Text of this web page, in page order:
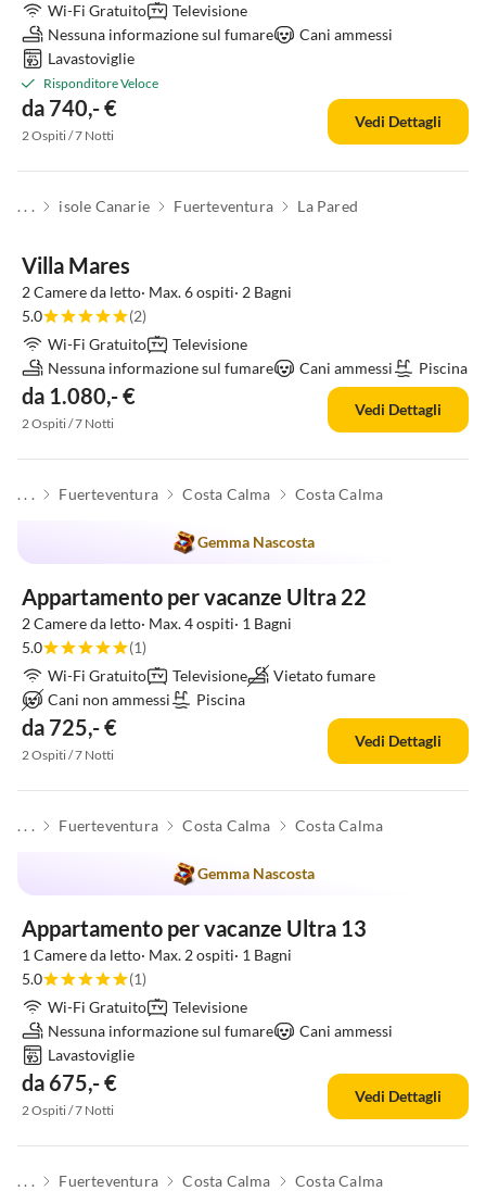
Wi-Fi Gratuito
Televisione
Nessuna informazione sul fumare
Cani ammessi
Lavastoviglie
Risponditore Veloce
da 740,- €
2 Ospiti / 7 Notti
Vedi Dettagli
. . . isole Canarie Fuerteventura La Pared
Villa Mares
2 Camere da letto· Max. 6 ospiti· 2 Bagni
5.0
(2)
Wi-Fi Gratuito
Televisione
Nessuna informazione sul fumare
Cani ammessi Piscina
da 1.080,- €
2 Ospiti / 7 Notti
Vedi Dettagli
. . . Fuerteventura Costa Calma Costa Calma
Gemma Nascosta
Appartamento per vacanze Ultra 22
2 Camere da letto· Max. 4 ospiti· 1 Bagni
5.0
(1)
Wi-Fi Gratuito
Televisione
Vietato fumare
Cani non ammessi
Piscina
da 725,- €
2 Ospiti / 7 Notti
Vedi Dettagli
. . . Fuerteventura Costa Calma Costa Calma
Gemma Nascosta
Appartamento per vacanze Ultra 13
1 Camere da letto· Max. 2 ospiti· 1 Bagni
5.0
(1)
Wi-Fi Gratuito
Televisione
Nessuna informazione sul fumare
Cani ammessi
Lavastoviglie
da 675,- €
2 Ospiti / 7 Notti
Vedi Dettagli
. . . Fuerteventura Costa Calma Costa Calma